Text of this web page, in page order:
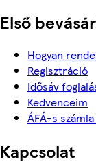
Első
Hogyan
Regisztráció
Idősáv
Kedvenceim
ÁFÁ-s
Kapcsolat